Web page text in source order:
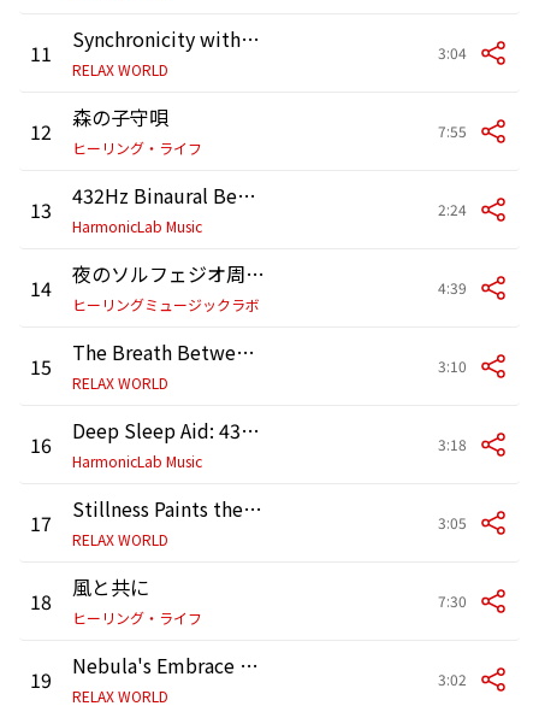
11 Synchronicity within the Boundless Aether
RELAX WORLD
3:04
12 森の子守唄
ヒーリング・ライフ
7:55
13 432Hz Binaural Beats for Inner Healing and Emotional Balance
HarmonicLab Music
2:24
14 夜のソルフェジオ周波数432Hz
ヒーリングミュージックラボ
4:39
15 The Breath Between Two Worlds
RELAX WORLD
3:10
16 Deep Sleep Aid: 432Hz Binaural Beats for Restful Nights
HarmonicLab Music
3:18
17 Stillness Paints the Sky
RELAX WORLD
3:05
18 風と共に
ヒーリング・ライフ
7:30
19 Nebula's Embrace of Light
RELAX WORLD
3:02